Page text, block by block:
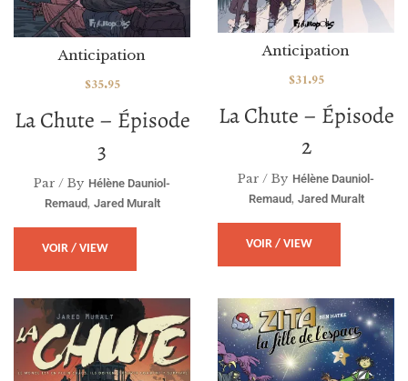
La Chute – Épisode
3
Anticipation
$35.95
Par / By Hélène Dauniol-
Remaud, Jared Muralt
VOIR / VIEW
La Chute – Épisode
2
Anticipation
$31.95
Par / By Hélène Dauniol-
Remaud, Jared Muralt
VOIR / VIEW